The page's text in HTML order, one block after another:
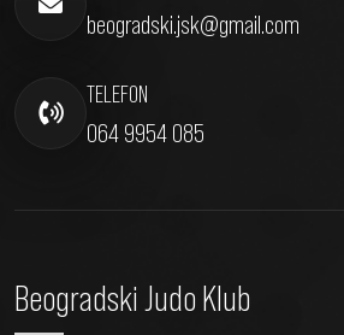
beogradski.jsk@gmail.com
TELEFON
064 9954 085
Beogradski Judo Klub